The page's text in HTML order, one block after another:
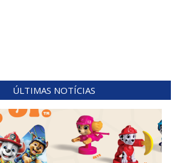
ÚLTIMAS NOTÍCIAS